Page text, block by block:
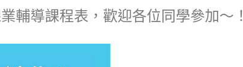
輔導課程表，歡迎各位同學參加～！